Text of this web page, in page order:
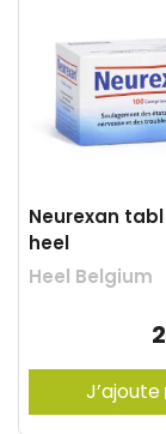
Neurexan tabl
heel
Heel Belgium
J’ajoute